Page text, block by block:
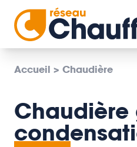
Accueil > Chaudière
Chaudière